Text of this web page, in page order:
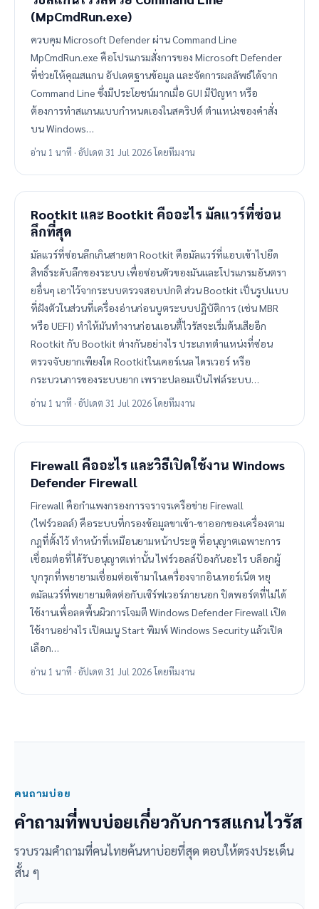
(MpCmdRun.exe)
ควบคุม Microsoft Defender ผ่าน Command Line
MpCmdRun.exe คือโปรแกรมสั่งการของ Microsoft Defender
ที่ช่วยให้คุณสแกน อัปเดตฐานข้อมูล และจัดการผลลัพธ์ได้จาก
Command Line ซึ่งมีประโยชน์มากเมื่อ GUI มีปัญหา หรือ
ต้องการทำสแกนแบบกำหนดเองในสคริปต์ ตำแหน่งของคำสั่ง
บน Windows…
อ่าน 1 นาที · อัปเดต 31 Jul 2026 โดยทีมงาน
Rootkit และ Bootkit คืออะไร มัลแวร์ที่ซ่อน
ลึกที่สุด
มัลแวร์ที่ซ่อนลึกเกินสายตา Rootkit คือมัลแวร์ที่แอบเข้าไปยึด
สิทธิ์ระดับลึกของระบบ เพื่อซ่อนตัวของมันและโปรแกรมอันตรา
ยอื่นๆ เอาไว้จากระบบตรวจสอบปกติ ส่วน Bootkit เป็นรูปแบบ
ที่ฝังตัวในส่วนที่เครื่องอ่านก่อนบูตระบบปฏิบัติการ (เช่น MBR
หรือ UEFI) ทำให้มันทำงานก่อนแอนตี้ไวรัสจะเริ่มต้นเสียอีก
Rootkit กับ Bootkit ต่างกันอย่างไร ประเภทตำแหน่งที่ซ่อน
ตรวจจับยากเพียงใด Rootkitในเคอร์เนล ไดรเวอร์ หรือ
กระบวนการของระบบยาก เพราะปลอมเป็นไฟล์ระบบ…
อ่าน 1 นาที · อัปเดต 31 Jul 2026 โดยทีมงาน
Firewall คืออะไร และวิธีเปิดใช้งาน Windows
Defender Firewall
Firewall คือกำแพงกรองการจราจรเครือข่าย Firewall
(ไฟร์วอลล์) คือระบบที่กรองข้อมูลขาเข้า-ขาออกของเครื่องตาม
กฎที่ตั้งไว้ ทำหน้าที่เหมือนยามหน้าประตู ที่อนุญาตเฉพาะการ
เชื่อมต่อที่ได้รับอนุญาตเท่านั้น ไฟร์วอลล์ป้องกันอะไร บล็อกผู้
บุกรุกที่พยายามเชื่อมต่อเข้ามาในเครื่องจากอินเทอร์เน็ต หยุ
ดมัลแวร์ที่พยายามติดต่อกับเซิร์ฟเวอร์ภายนอก ปิดพอร์ตที่ไม่ได้
ใช้งานเพื่อลดพื้นผิวการโจมตี Windows Defender Firewall เปิด
ใช้งานอย่างไร เปิดเมนู Start พิมพ์ Windows Security แล้วเปิด
เลือก…
อ่าน 1 นาที · อัปเดต 31 Jul 2026 โดยทีมงาน
คนถามบ่อย
คำถามที่พบบ่อยเกี่ยวกับการสแกนไวรัส
รวบรวมคำถามที่คนไทยค้นหาบ่อยที่สุด ตอบให้ตรงประเด็น
สั้น ๆ